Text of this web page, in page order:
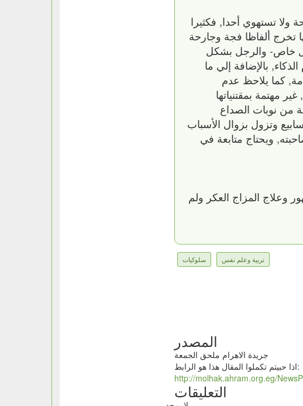
ولا تستهوي أحدا‏,‏ فكثيرا
تخرج ألفاظا فجة وجارحة
خاص‏-‏ والرجل بشكل
بالإضافة إلي ما
كما يلاحظ عدم
مهتمة بمقتنياتها
من نوبات الصداع
وتزول بزوال الأسباب
ويحتاج متابعة في
وعلاج المزاج العكر ولم
تربية وعلم نفس سلوكيات
المصدر
جريدة الاهرام ملحق الجمعة
اذا حبيتم تكملوا المقال هذا هو الرابط:
التعليقات